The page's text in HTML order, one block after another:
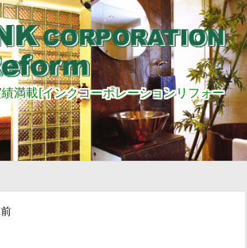
満載[インクコーポレーションリフォー